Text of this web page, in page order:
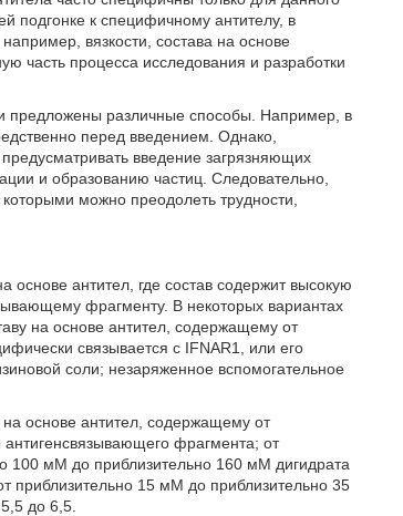
подгонке к специфичному антителу, в
вязкости, состава на основе
часть процесса исследования и разработки
предложены различные способы. Например, в
перед введением. Однако,
введение загрязняющих
и образованию частиц. Следовательно,
можно преодолеть трудности,
основе антител, где состав содержит высокую
фрагменту. В некоторых вариантах
на основе антител, содержащему от
связывается с IFNAR1, или его
соли; незаряженное вспомогательное
основе антител, содержащему от
фрагмента; от
100 мМ до приблизительно 160 мМ дигидрата
приблизительно 15 мМ до приблизительно 35
до 6,5.